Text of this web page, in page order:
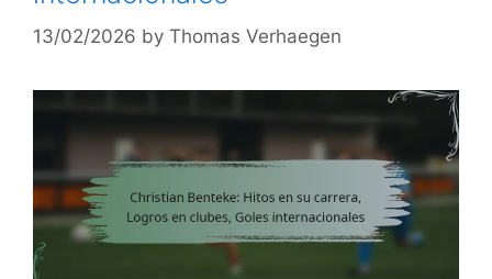
13/02/2026 by Thomas Verhaegen